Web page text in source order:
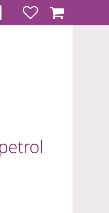
FavoriterKundvagn